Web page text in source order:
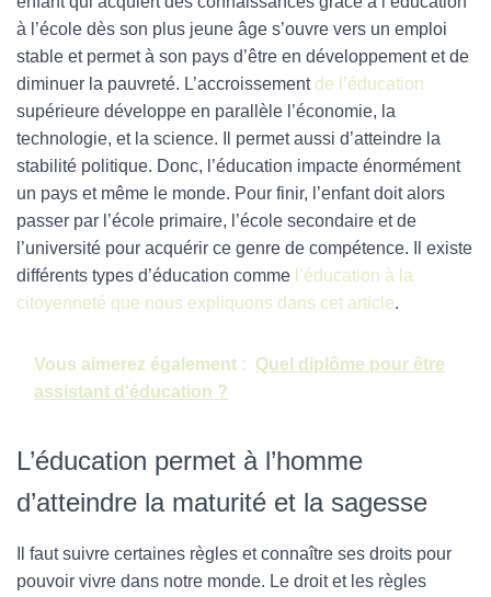
à l’école dès son plus jeune âge s’ouvre vers un emploi
stable et permet à son pays d’être en développement et de
diminuer la pauvreté. L’accroissement de l’éducation
supérieure développe en parallèle l’économie, la
technologie, et la science. Il permet aussi d’atteindre la
stabilité politique. Donc, l’éducation impacte énormément
un pays et même le monde. Pour finir, l’enfant doit alors
passer par l’école primaire, l’école secondaire et de
l’université pour acquérir ce genre de compétence. Il existe
différents types d’éducation comme l’éducation à la
citoyenneté que nous expliquons dans cet article.
Vous aimerez également : Quel diplôme pour être
assistant d'éducation ?
L’éducation permet à l’homme
d’atteindre la maturité et la sagesse
Il faut suivre certaines règles et connaître ses droits pour
pouvoir vivre dans notre monde. Le droit et les règles